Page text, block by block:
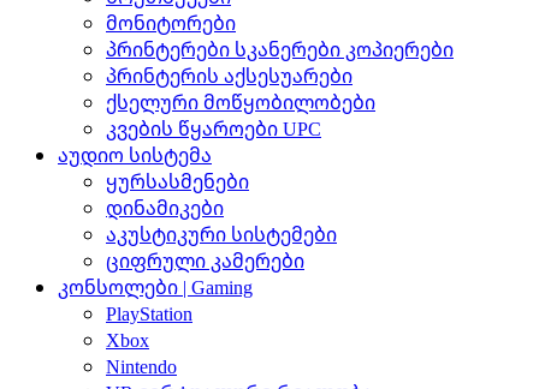
მონიტორები
პრინტერები სკანერები კოპიერები
პრინტერის აქსესუარები
ქსელური მოწყობილობები
კვების წყაროები UPC
აუდიო სისტემა
ყურსასმენები
დინამიკები
აკუსტიკური სისტემები
ციფრული კამერები
კონსოლები | Gaming
PlayStation
Xbox
Nintendo